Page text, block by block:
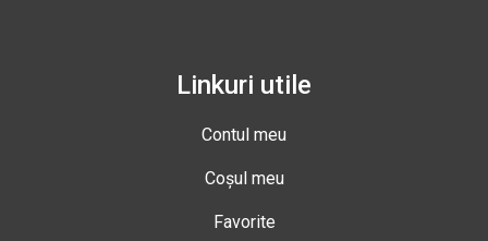
Linkuri utile
Contul meu
Coșul meu
Favorite